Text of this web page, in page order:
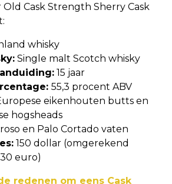
Old Cask Strength Sherry Cask
whisky
Single malt Scotch whisky
15 jaar
55,3 procent ABV
eikenhouten butts en
hogsheads
en Palo Cortado vaten
150 dollar (omgerekend
euro)
redenen om eens Cask